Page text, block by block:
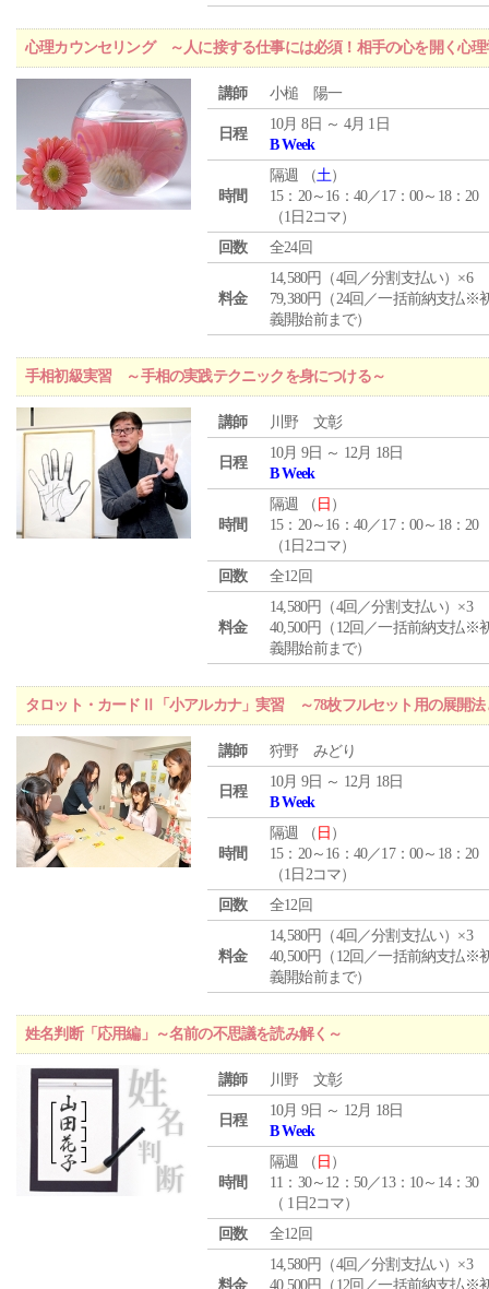
心理カウンセリング ～人に接する仕事には必須！相手の心を開く心理
講師 小槌 陽一
日程
10月 8日 ～ 4月 1日
B Week
時間
隔週 （土）
15：20～16：40／17：00～18：20
（1日2コマ）
回数
全24回
料金
14,580円（4回／分割支払い）×6
79,380円（24回／一括前納支払※
義開始前まで）
手相初級実習 ～手相の実践テクニックを身につける～
講師 川野 文彰
日程
10月 9日 ～ 12月 18日
B Week
時間
隔週 （ 日 ）
15：20～16：40／17：00～18：20
（1日2コマ）
回数
全12回
料金
14,580円（4回／分割支払い）×3
40,500円（12回／一括前納支払※
義開始前まで）
タロット・カードⅡ「小アルカナ」実習 ～78枚フルセット用の展開法
講師 狩野 みどり
日程
10月 9日 ～ 12月 18日
B Week
時間
隔週 （ 日 ）
15：20～16：40／17：00～18：20
（1日2コマ）
回数
全12回
料金
14,580円（4回／分割支払い）×3
40,500円（12回／一括前納支払※
義開始前まで）
姓名判断「応用編」～名前の不思議を読み解く～
講師 川野 文彰
日程
10月 9日 ～ 12月 18日
B Week
時間
隔週 （ 日 ）
11：30～12：50／13：10～14：30
（ 1日2コマ）
回数
全12回
料金
14,580円（4回／分割支払い）×3
40,500円（12回／一括前納支払※